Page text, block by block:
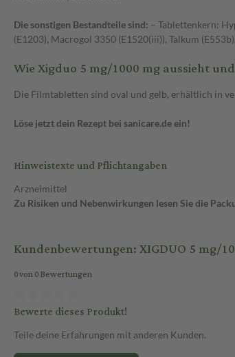
Die sonstigen Bestandteile sind: – Tablettenkern:
(E1203), Macrogol 3350 (E1520(iii)), Talkum
Wie Xigduo 5 mg/1000 mg aussieht
Die Filmtabletten sind oval und gelb, erhältlich in
Löse jetzt dein Rezept bei sanicare.de ein!
Hinweistexte und Pflichtangaben
Arzneimittel
Zu Risiken und Nebenwirkungen lesen Sie die
Kundenbewertungen: XIGDUO 5 mg/
0 von 0 Bewertungen
Bewerte dieses Produkt!
Teile deine Erfahrungen mit anderen Kunden.